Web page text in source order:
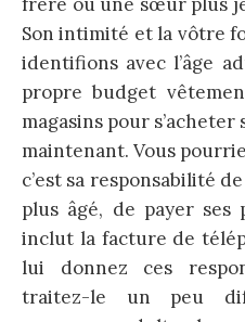
Son intimité et la vôtre
identifions avec l’âge
propre budget
magasins pour
maintenant. Vous
c’est sa responsabilité
plus âgé, de payer ses
inclut la facture de
lui donnez ces
traitez-le un peu